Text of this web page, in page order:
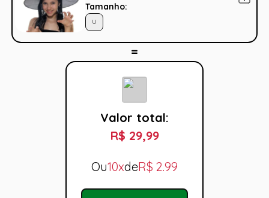
Tamanho:
U
Valor total:
R$ 29,99
Ou10xdeR$ 2.99